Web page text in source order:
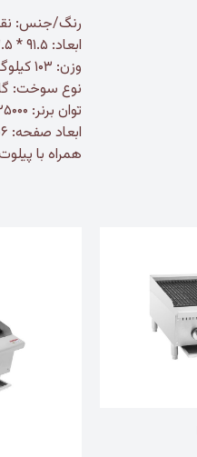
رنگ/جنس:
ابعاد: ۹۱.۵ * ۷۲.۵ * ۳۸.۵ سانتی متر
وزن: ۱۰۳ کیلوگرم
نوع سوخت:
توان برنر: ۲۵۰۰۰ BTU
ابعاد صفحه: ۹۰۶×۵۰۵
همراه با